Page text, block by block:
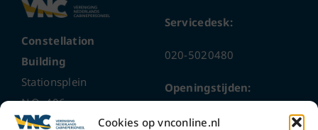
Cookies op vnconline.nl
Constellation
Building
Stationsplein
N.O. 406
1117 CL
Servicedesk:
020-5020480
Openingstijden:
ma t/m do